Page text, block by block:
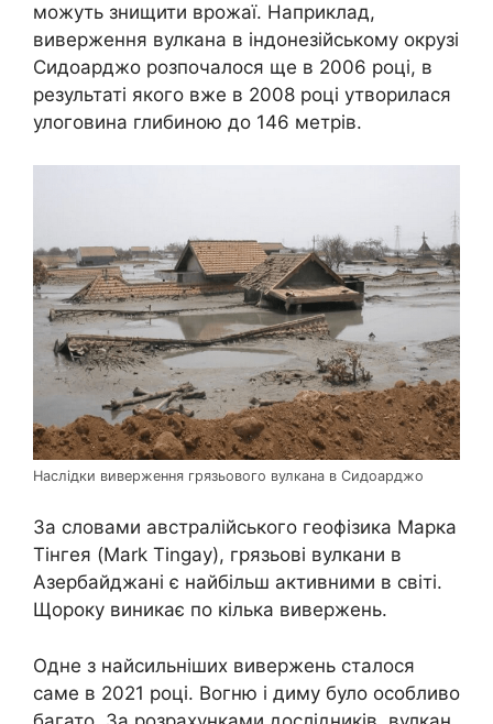
можуть знищити врожаї. Наприклад,
виверження вулкана в індонезійському окрузі
Сидоарджо розпочалося ще в 2006 році, в
результаті якого вже в 2008 році утворилася
улоговина глибиною до 146 метрів.
Наслідки виверження грязьового вулкана в Сидоарджо
За словами австралійського геофізика Марка
Тінгея (Mark Tingay), грязьові вулкани в
Азербайджані є найбільш активними в світі.
Щороку виникає по кілька вивержень.
Одне з найсильніших вивержень сталося
саме в 2021 році. Вогню і диму було особливо